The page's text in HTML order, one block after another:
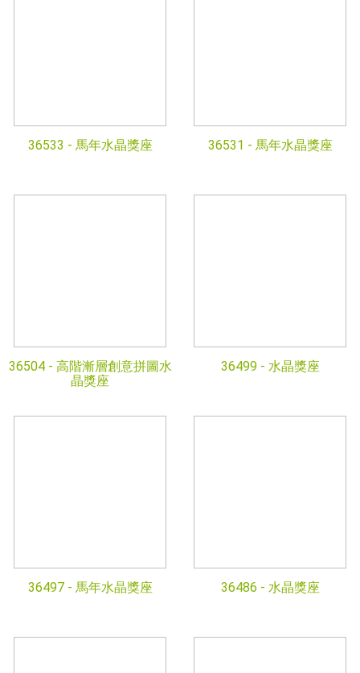
36533 - 馬年水晶獎座 36531 - 馬年水晶獎座
36504 - 高階漸層創意拼圖水
晶獎座
36499 - 水晶獎座
36497 - 馬年水晶獎座 36486 - 水晶獎座